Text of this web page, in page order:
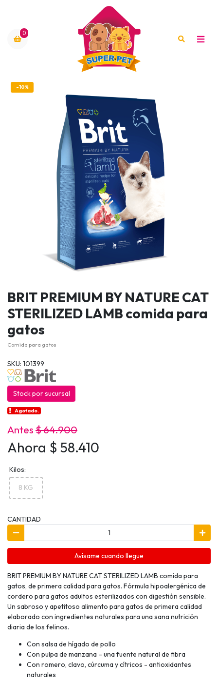
0
-10%
BRIT PREMIUM BY NATURE CAT
STERILIZED LAMB comida para
gatos
Comida para gatos
SKU: 101399
Stock por sucursal
Agotado.
Antes$ 64.900
Ahora $ 58.410
Kilos:
8 KG
CANTIDAD
Avísame cuando llegue
BRIT PREMIUM BY NATURE CAT STERILIZED LAMB comida para
gatos, de primera calidad para gatos. Fórmula hipoalergénica de
cordero para gatos adultos esterilizados con digestión sensible.
Un sabroso y apetitoso alimento para gatos de primera calidad
elaborado con ingredientes naturales para una sana nutrición
diaria de los felinos.
Con salsa de hígado de pollo
Con pulpa de manzana – una fuente natural de fibra
Con romero, clavo, cúrcuma y cítricos - antioxidantes
naturales